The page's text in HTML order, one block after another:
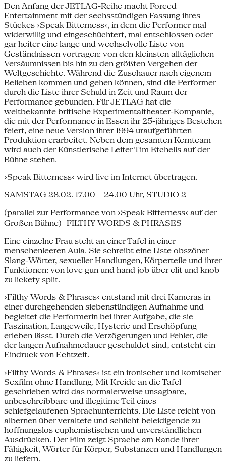
Den Anfang der JETLAG-Reihe macht Forced
Entertainment mit der sechsstündigen Fassung ihres
Stückes ›Speak Bitterness‹, in dem die Performer mal
widerwillig und eingeschüchtert, mal entschlossen oder
gar heiter eine lange und wechselvolle Liste von
Geständnissen vortragen: von den kleinsten alltäglichen
Versäumnissen bis hin zu den größten Vergehen der
Weltgeschichte. Während die Zuschauer nach eigenem
Belieben kommen und gehen können, sind die Performer
durch die Liste ihrer Schuld in Zeit und Raum der
Performance gebunden. Für JETLAG hat die
weltbekannte britische Experimentaltheater-Kompanie,
die mit der Performance in Essen ihr 25-jähriges Bestehen
feiert, eine neue Version ihrer 1994 uraufgeführten
Produktion erarbeitet. Neben dem gesamten Kernteam
wird auch der Künstlerische Leiter Tim Etchells auf der
Bühne stehen.
›Speak Bitterness‹ wird live im Internet übertragen.
SAMSTAG 28.02. 17.00 – 24.00 Uhr, STUDIO 2
(parallel zur Performance von ›Speak Bitterness‹ auf der
Großen Bühne) FILTHY WORDS & PHRASES
Eine einzelne Frau steht an einer Tafel in einer
menschenleeren Aula. Sie schreibt eine Liste obszöner
Slang-Wörter, sexueller Handlungen, Körperteile und ihrer
Funktionen: von love gun und hand job über clit und knob
zu lickety split.
›Filthy Words & Phrases‹ entstand mit drei Kameras in
einer durchgehenden siebenstündigen Aufnahme und
begleitet die Performerin bei ihrer Aufgabe, die sie
Faszination, Langeweile, Hysterie und Erschöpfung
erleben lässt. Durch die Verzögerungen und Fehler, die
der langen Aufnahmedauer geschuldet sind, entsteht ein
Eindruck von Echtzeit.
›Filthy Words & Phrases‹ ist ein ironischer und komischer
Sexfilm ohne Handlung. Mit Kreide an die Tafel
geschrieben wird das normalerweise unsagbare,
unbeschreibbare und illegitime Teil eines
schiefgelaufenen Sprachunterrichts. Die Liste reicht von
albernen über veraltete und schlicht beleidigende zu
hoffnungslos euphemistischen und unverständlichen
Ausdrücken. Der Film zeigt Sprache am Rande ihrer
Fähigkeit, Wörter für Körper, Substanzen und Handlungen
zu liefern.